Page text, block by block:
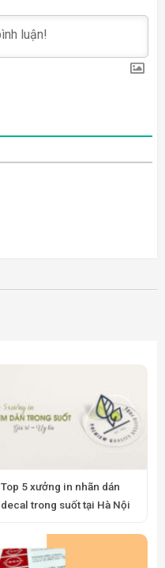
Top 5 xưởng in nhãn dán
decal trong suốt tại Hà Nội